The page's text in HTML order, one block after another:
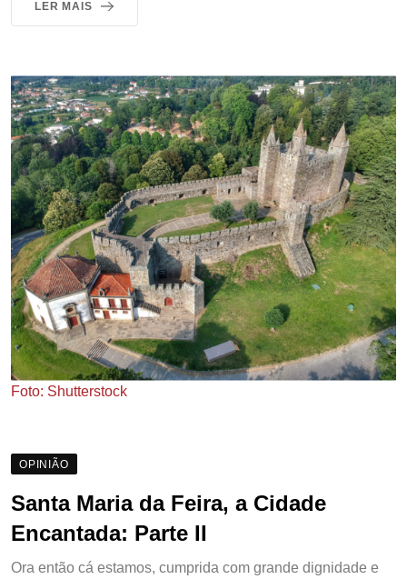
LER MAIS
Foto: Shutterstock
OPINIÃO
Santa Maria da Feira, a Cidade
Encantada: Parte II
Ora então cá estamos, cumprida com grande dignidade e